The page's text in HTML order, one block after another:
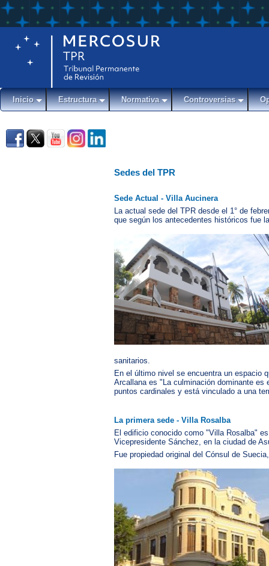
Inicio Estructura Normativa Controversias
Sedes del TPR
Sede Actual - Villa Aucinera
La actual sede del TPR desde el 1° de
que según los antecedentes históricos fue
sanitarios.
En el último nivel se encuentra un espacio
Arcallana es "La culminación dominante es
puntos cardinales y está vinculado a una
La primera sede - Villa Rosalba
El edificio conocido como "Villa Rosalba"
Vicepresidente Sánchez, en la ciudad de
Fue propiedad original del Cónsul de